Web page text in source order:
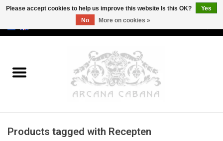
Old & Rare
Erotica
Products tagged with Recepten
Please accept cookies to help us improve this website Is this OK?
Yes
No
More on cookies »